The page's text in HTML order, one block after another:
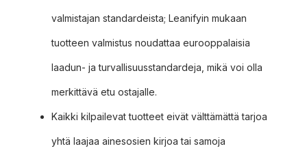
valmistajan standardeista; Leanifyin mukaan
tuotteen valmistus noudattaa eurooppalaisia
laadun- ja turvallisuusstandardeja, mikä voi olla
merkittävä etu ostajalle.
Kaikki kilpailevat tuotteet eivät välttämättä tarjoa
yhtä laajaa ainesosien kirjoa tai samoja